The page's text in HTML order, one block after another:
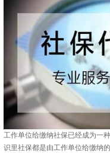
工作单位给缴纳社保已经成为一
识里社保都是由工作单位给缴纳